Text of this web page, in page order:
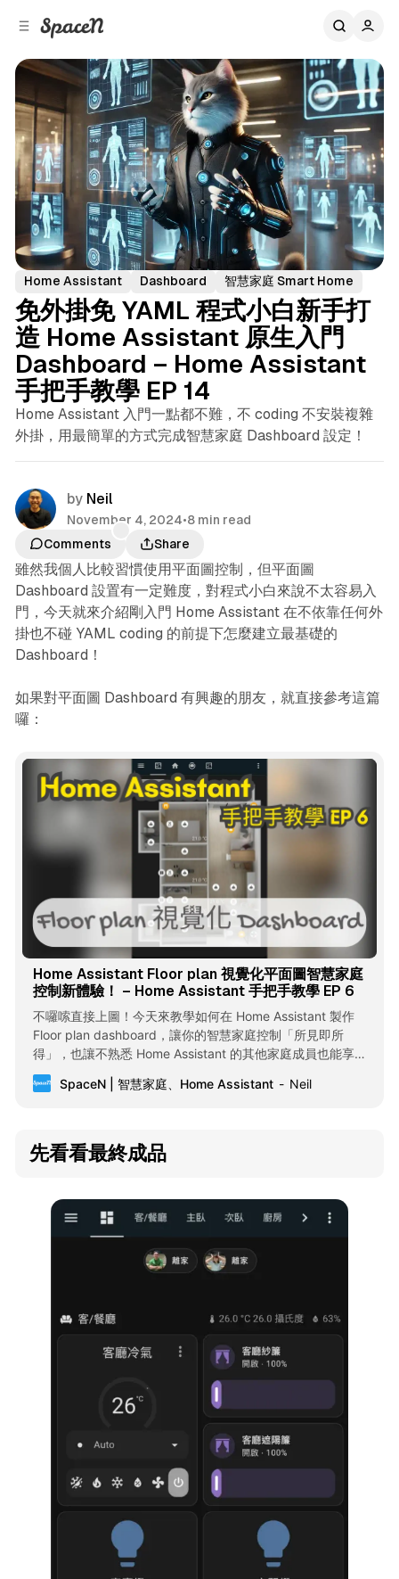
Home Assistant Dashboard 智慧家庭 Smart Home
免外掛免 YAML 程式小白新手打
造 Home Assistant 原生入門
Dashboard – Home Assistant
手把手教學 EP 14
Home Assistant 入門一點都不難，不 coding 不安裝複雜
外掛，用最簡單的方式完成智慧家庭 Dashboard 設定！
by Neil
November 4, 2024•8 min read
Comments
Share
雖然我個人比較習慣使用平面圖控制，但平面圖
Dashboard 設置有一定難度，對程式小白來說不太容易入
門，今天就來介紹剛入門 Home Assistant 在不依靠任何外
掛也不碰 YAML coding 的前提下怎麼建立最基礎的
Dashboard！
如果對平面圖 Dashboard 有興趣的朋友，就直接參考這篇
囉：
Home Assistant Floor plan 視覺化平面圖智慧家庭
控制新體驗！ – Home Assistant 手把手教學 EP 6
不囉嗦直接上圖！今天來教學如何在 Home Assistant 製作
Floor plan dashboard，讓你的智慧家庭控制「所見即所
得」，也讓不熟悉 Home Assistant 的其他家庭成員也能享受
智慧家庭的極致懶人生活。 概念說明 Floor plan 的概念其實很
單純就是圖層的堆疊，底圖是關燈狀態，上面疊開燈狀態，接
會需要分別準備暗色版 (關燈狀態)、亮色版 (開燈狀態)，這裡
我使用酷家樂製作平面圖，大家可以找個自己用得順手工具製
圖： 暗色版命名為 ”平面圖.png” 存起來 (一般來說不太建議用
中文命名，但為了教學好理解我這邊先用中文)。 2. 把亮色版
平面圖分區切圖 我使用 Figma 切圖，取得各個區域的開燈狀
態： 以客廳區域為例，將上面亮色版的客廳區塊命名為 ”客廳.
SpaceN | 智慧家庭、Home Assistant Neil
先看看最終成品